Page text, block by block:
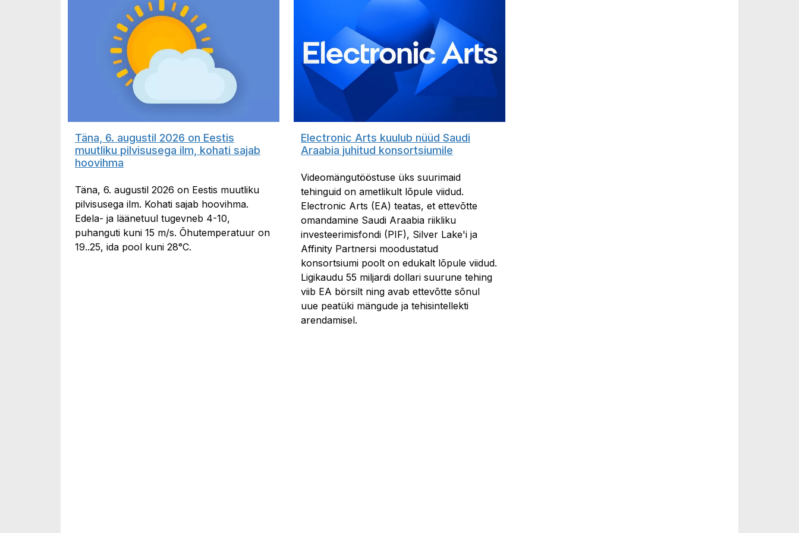
Täna, 6. augustil 2026 on Eestis
muutliku pilvisusega ilm, kohati sajab
hoovihma
Täna, 6. augustil 2026 on Eestis muutliku
pilvisusega ilm. Kohati sajab hoovihma.
Edela- ja läänetuul tugevneb 4-10,
puhanguti kuni 15 m/s. Õhutemperatuur on
19..25, ida pool kuni 28°C.
Electronic Arts kuulub nüüd Saudi
Araabia juhitud konsortsiumile
Videomängutööstuse üks suurimaid
tehinguid on ametlikult lõpule viidud.
Electronic Arts (EA) teatas, et ettevõtte
omandamine Saudi Araabia riikliku
investeerimisfondi (PIF), Silver Lake'i ja
Affinity Partnersi moodustatud
konsortsiumi poolt on edukalt lõpule viidud.
Ligikaudu 55 miljardi dollari suurune tehing
viib EA börsilt ning avab ettevõtte sõnul
uue peatüki mängude ja tehisintellekti
arendamisel.